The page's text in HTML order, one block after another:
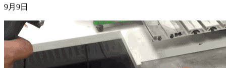
9月9日